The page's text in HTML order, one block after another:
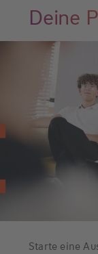
Deine
Starte eine